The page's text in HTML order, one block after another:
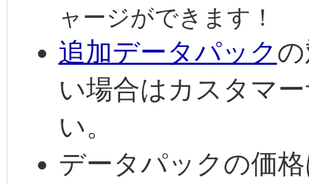
ャージができます！
追加データパック
い場合はカスタマ
い。
データパックの価